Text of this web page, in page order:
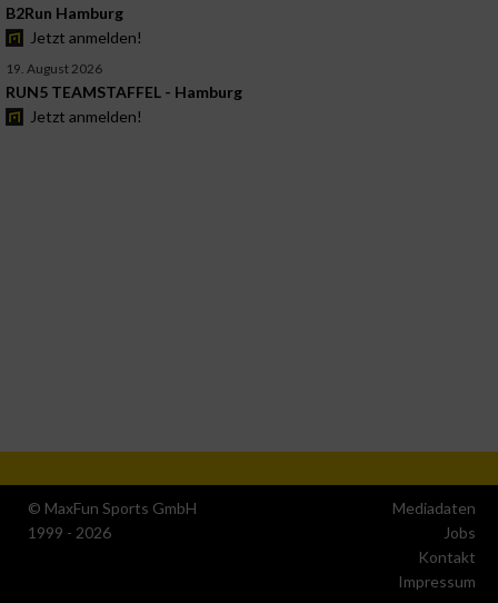
B2Run Hamburg
Jetzt anmelden!
19. August 2026
RUN5 TEAMSTAFFEL - Hamburg
Jetzt anmelden!
© MaxFun Sports GmbH
1999 - 2026
Mediadaten
Jobs
Kontakt
Impressum